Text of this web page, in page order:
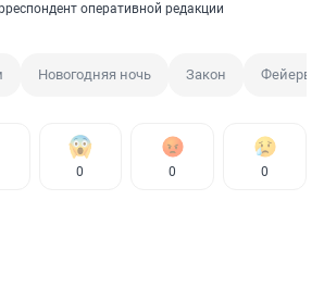
оперативной редакции
Новогодняя ночь Закон
0 0 0